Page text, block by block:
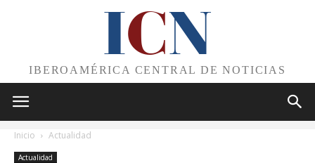
ICN
IBEROAMÉRICA CENTRAL DE NOTICIAS
Inicio Actualidad
Actualidad